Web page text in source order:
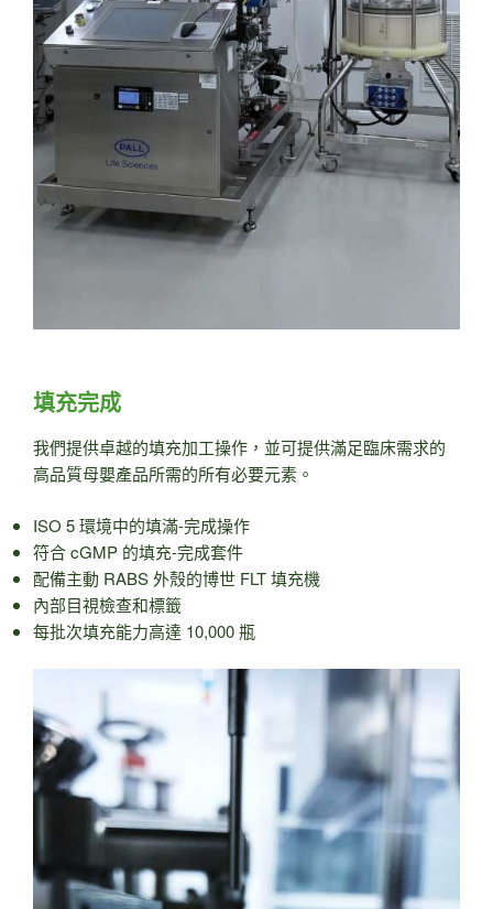
填充完成
我們提供卓越的填充加工操作，並可提供滿足臨床需求的
高品質母嬰產品所需的所有必要元素。
ISO 5 環境中的填滿-完成操作
符合 cGMP 的填充-完成套件
配備主動 RABS 外殼的博世 FLT 填充機
內部目視檢查和標籤
每批次填充能力高達 10,000 瓶